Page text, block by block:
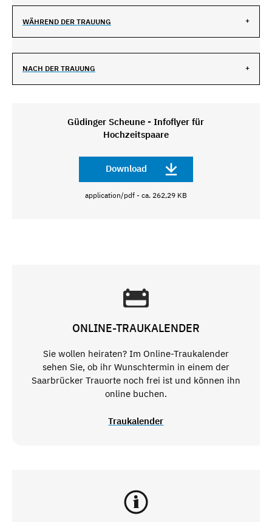
WÄHREND DER TRAUUNG
NACH DER TRAUUNG
Güdinger Scheune - Infoflyer für
Hochzeitspaare
Download
application/pdf - ca. 262,29 KB
ONLINE-TRAUKALENDER
Sie wollen heiraten? Im Online-Traukalender
sehen Sie, ob ihr Wunschtermin in einem der
Saarbrücker Trauorte noch frei ist und können ihn
online buchen.
Traukalender